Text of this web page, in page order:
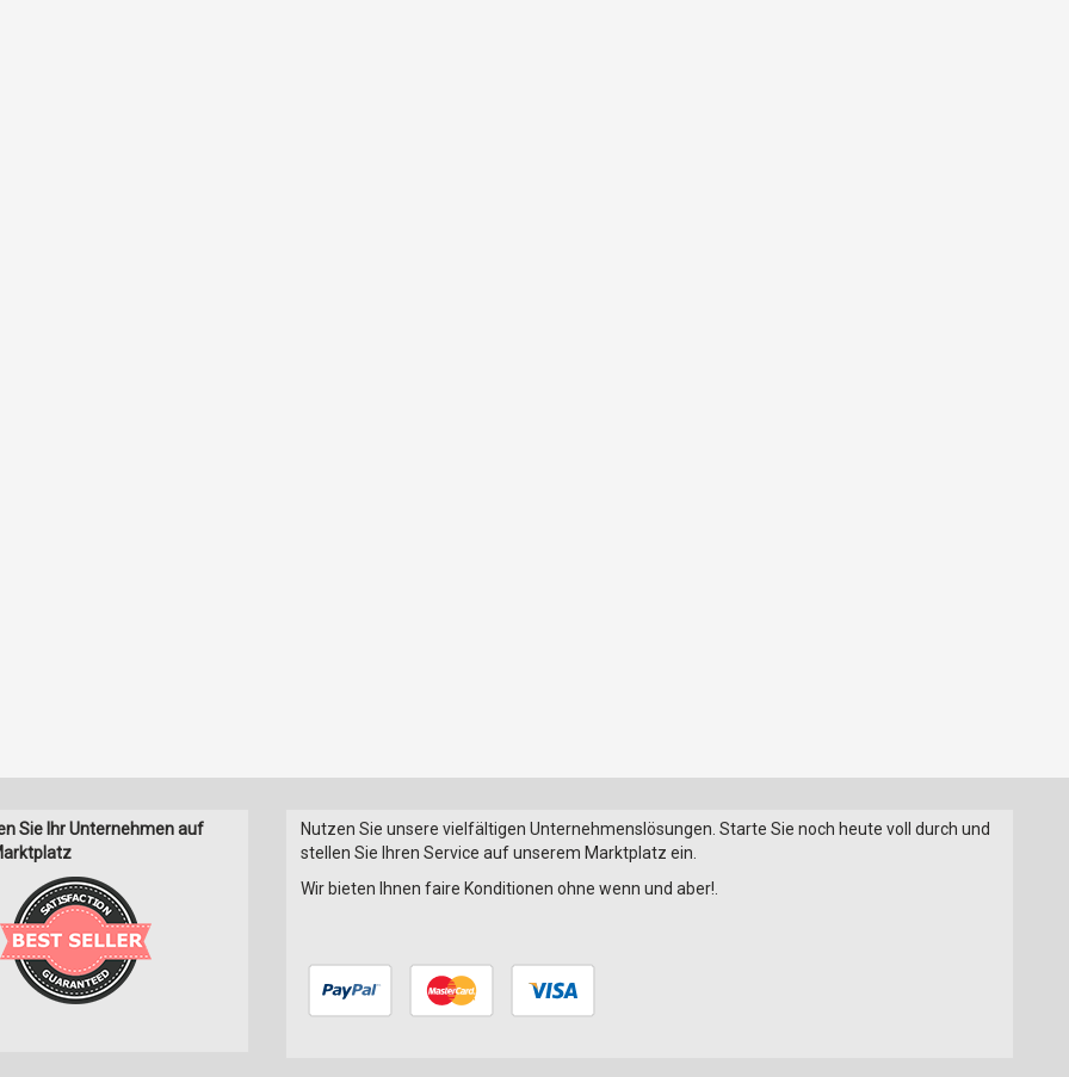
Sie Ihr Unternehmen auf
Nutzen Sie unsere vielfältigen Unternehmenslösungen. Starte Sie noch heute voll durch und
stellen Sie Ihren Service auf unserem Marktplatz ein.
Wir bieten Ihnen faire Konditionen ohne wenn und aber!.